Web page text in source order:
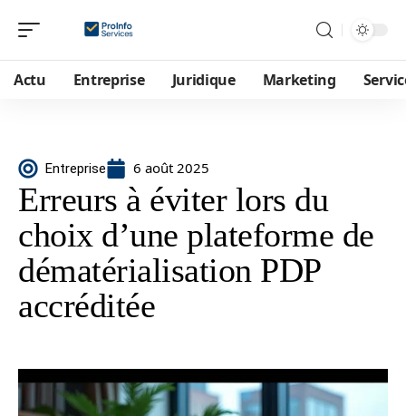
Actu Entreprise Juridique Marketing
Entreprise 6 août 2025
Erreurs à éviter lors du
choix d’une plateforme de
dématérialisation PDP
accréditée